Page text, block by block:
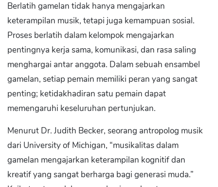
Berlatih gamelan tidak hanya mengajarkan
keterampilan musik, tetapi juga kemampuan sosial.
Proses berlatih dalam kelompok mengajarkan
pentingnya kerja sama, komunikasi, dan rasa saling
menghargai antar anggota. Dalam sebuah ensambel
gamelan, setiap pemain memiliki peran yang sangat
penting; ketidakhadiran satu pemain dapat
memengaruhi keseluruhan pertunjukan.
Menurut Dr. Judith Becker, seorang antropolog musik
dari University of Michigan, “musikalitas dalam
gamelan mengajarkan keterampilan kognitif dan
kreatif yang sangat berharga bagi generasi muda.”